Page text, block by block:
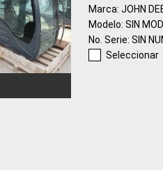
Marca: JOHN
Modelo: SIN
No. Serie: SIN
Seleccionar